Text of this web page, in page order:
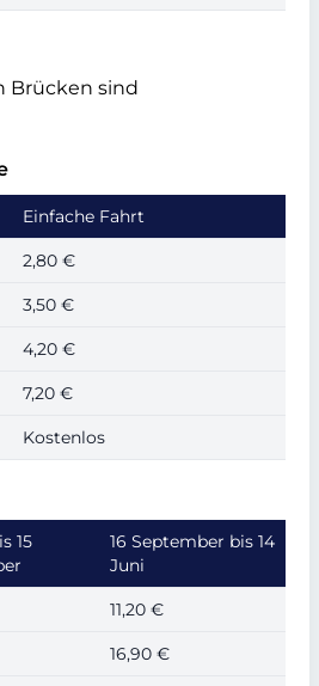
Brücken sind
Einfache Fahrt
2,80 €
3,50 €
4,20 €
7,20 €
Kostenlos
15
16 September bis 14
Juni
11,20 €
16,90 €